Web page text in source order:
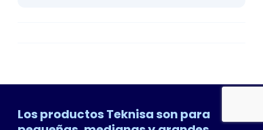
Los productos Teknisa son para